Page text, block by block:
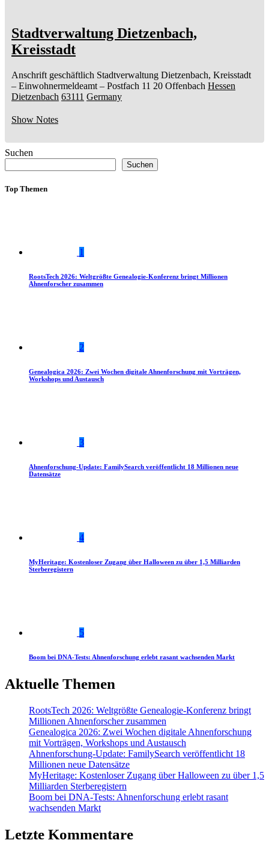
Stadtverwaltung Dietzenbach,
Kreisstadt
Anschrift geschäftlich Stadtverwaltung Dietzenbach, Kreisstadt
– Einwohnermeldeamt – Postfach 11 20 Offenbach Hessen
Dietzenbach 63111 Germany
Show Notes
Suchen
Suchen
Top Themen
1
RootsTech 2026: Weltgrößte Genealogie-Konferenz bringt Millionen
Ahnenforscher zusammen
2
Genealogica 2026: Zwei Wochen digitale Ahnenforschung mit Vorträgen,
Workshops und Austausch
3
Ahnenforschung-Update: FamilySearch veröffentlicht 18 Millionen neue
Datensätze
4
MyHeritage: Kostenloser Zugang über Halloween zu über 1,5 Milliarden
Sterberegistern
5
Boom bei DNA-Tests: Ahnenforschung erlebt rasant wachsenden Markt
Aktuelle Themen
RootsTech 2026: Weltgrößte Genealogie-Konferenz bringt
Millionen Ahnenforscher zusammen
Genealogica 2026: Zwei Wochen digitale Ahnenforschung
mit Vorträgen, Workshops und Austausch
Ahnenforschung-Update: FamilySearch veröffentlicht 18
Millionen neue Datensätze
MyHeritage: Kostenloser Zugang über Halloween zu über 1,5
Milliarden Sterberegistern
Boom bei DNA-Tests: Ahnenforschung erlebt rasant
wachsenden Markt
Letzte Kommentare